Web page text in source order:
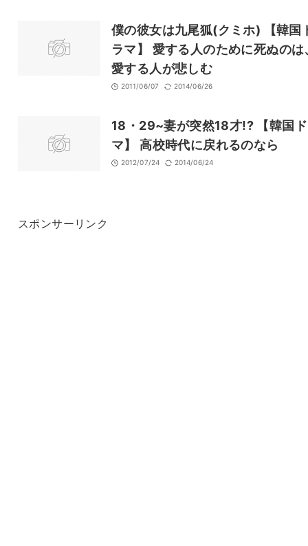
僕の彼女は九尾狐(クミホ) 【韓国
ラマ】 愛する人のために死ぬのは
愛する人が悲しむ
2011/06/07 2014/06/26
18・29~妻が突然18才!? 【韓国
マ】 高校時代に戻れるのなら
2012/07/24 2014/06/24
スポンサーリンク